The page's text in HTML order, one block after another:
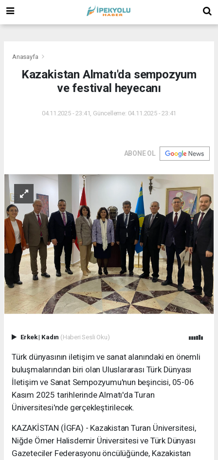
Anasayfa
Kazakistan Almatı'da sempozyum
ve festival heyecanı
04.11.2025 - 23:41, Güncelleme: 04.11.2025 - 23:41
ABONE OL
Erkek| Kadın (Haberi Sesli Oku)
Türk dünyasının iletişim ve sanat alanındaki en önemli
buluşmalarından biri olan Uluslararası Türk Dünyası
İletişim ve Sanat Sempozyumu'nun beşincisi, 05-06
Kasım 2025 tarihlerinde Almatı'da Turan
Üniversitesi'nde gerçekleştirilecek.
KAZAKİSTAN (İGFA) - Kazakistan Turan Üniversitesi,
Niğde Ömer Halisdemir Üniversitesi ve Türk Dünyası
Gazeteciler Federasyonu öncülüğünde, Kazakistan